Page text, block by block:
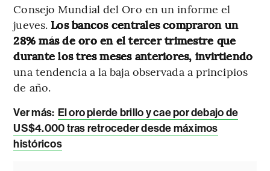
Consejo Mundial del Oro en un informe el
jueves. Los bancos centrales compraron un
28% más de oro en el tercer trimestre que
durante los tres meses anteriores, invirtiendo
una tendencia a la baja observada a principios
de año.
Ver más: El oro pierde brillo y cae por debajo de
US$4.000 tras retroceder desde máximos
históricos